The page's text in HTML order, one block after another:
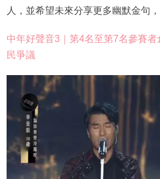
人，並希望未來分享更多幽默金句
中年好聲音3｜第4名至第7名參賽
民爭議